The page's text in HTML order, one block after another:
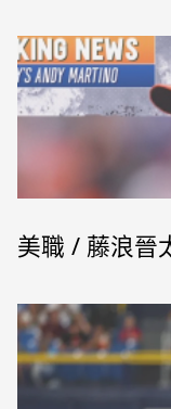
美職 / 藤浪晉